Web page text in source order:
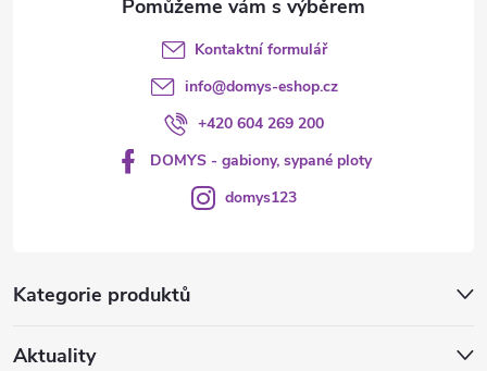
Kategorie produktů
Aktuality
Kontaktní formulář
info@domys-eshop.cz
+420 604 269 200
DOMYS - gabiony, sypané ploty
domys123